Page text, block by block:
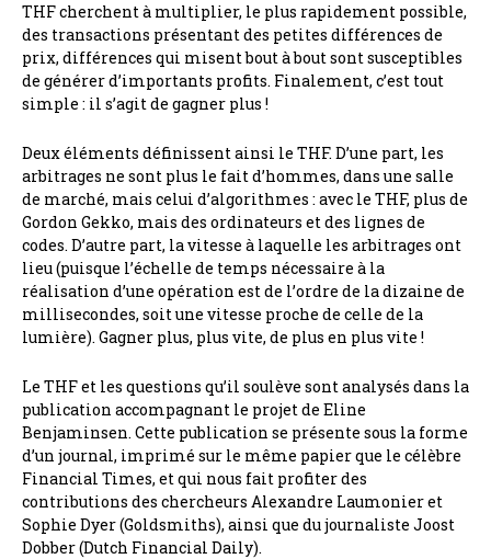
THF cherchent à multiplier, le plus rapidement possible,
des transactions présentant des petites différences de
prix, différences qui misent bout à bout sont susceptibles
de générer d’importants profits. Finalement, c’est tout
simple : il s’agit de gagner plus !
Deux éléments définissent ainsi le THF. D’une part, les
arbitrages ne sont plus le fait d’hommes, dans une salle
de marché, mais celui d’algorithmes : avec le THF, plus de
Gordon Gekko, mais des ordinateurs et des lignes de
codes. D’autre part, la vitesse à laquelle les arbitrages ont
lieu (puisque l’échelle de temps nécessaire à la
réalisation d’une opération est de l’ordre de la dizaine de
millisecondes, soit une vitesse proche de celle de la
lumière). Gagner plus, plus vite, de plus en plus vite !
Le THF et les questions qu’il soulève sont analysés dans la
publication accompagnant le projet de Eline
Benjaminsen. Cette publication se présente sous la forme
d’un journal, imprimé sur le même papier que le célèbre
Financial Times, et qui nous fait profiter des
contributions des chercheurs Alexandre Laumonier et
Sophie Dyer (Goldsmiths), ainsi que du journaliste Joost
Dobber (Dutch Financial Daily).